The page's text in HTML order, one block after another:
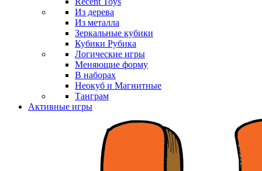
Из дерева
Из металла
Зеркальные кубики
Кубики Рубика
Логические игры
Меняющие форму
В наборах
Неокуб и Магнитные
Танграм
Активные игры